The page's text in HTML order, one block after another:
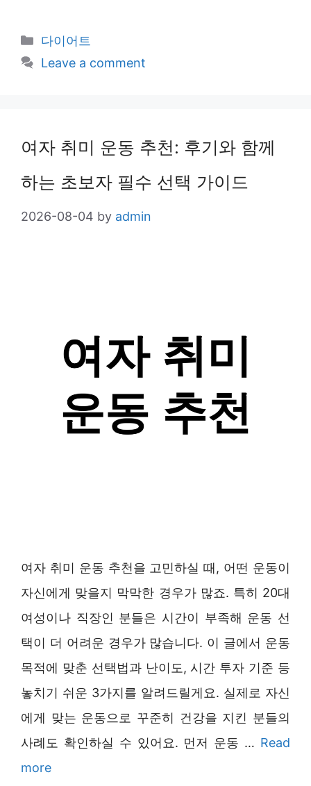
Categories
다이어트
Leave a comment
여자 취미 운동 추천: 후기와 함께
하는 초보자 필수 선택 가이드
2026-08-04 by admin
여자 취미 운동 추천을 고민하실 때, 어떤 운동이
자신에게 맞을지 막막한 경우가 많죠. 특히 20대
여성이나 직장인 분들은 시간이 부족해 운동 선
택이 더 어려운 경우가 많습니다. 이 글에서 운동
목적에 맞춘 선택법과 난이도, 시간 투자 기준 등
놓치기 쉬운 3가지를 알려드릴게요. 실제로 자신
에게 맞는 운동으로 꾸준히 건강을 지킨 분들의
사례도 확인하실 수 있어요. 먼저 운동 … Read
more